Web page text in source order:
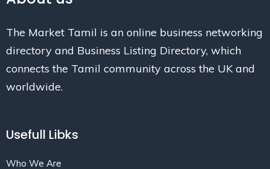
The Market Tamil is an online business networking
directory and Business Listing Directory, which
connects the Tamil community across the UK and
worldwide.
Usefull Libks
Who We Are